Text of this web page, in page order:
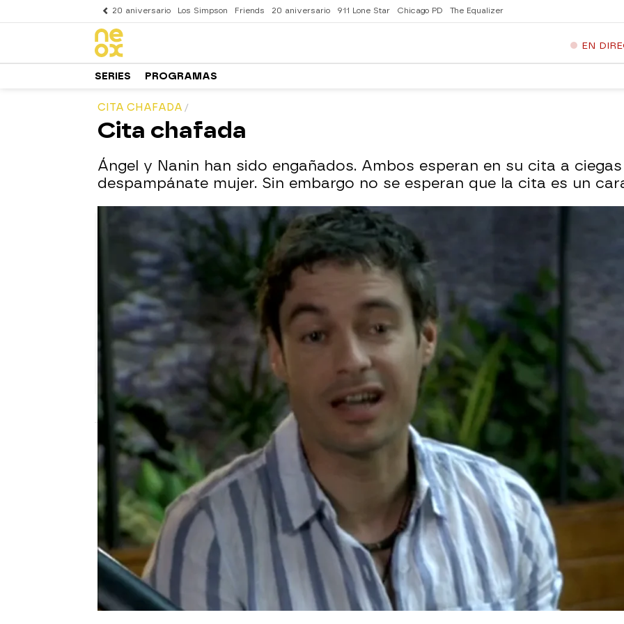
20 aniversario Los Simpson Friends 20 aniversario 911 Lone Star Chicago PD The Equalizer
EN
SERIES PROGRAMAS
CITA CHAFADA
Cita chafada
Ángel y Nanin han sido engañados. Ambos esperan en su cita a
despampánate mujer. Sin embargo no se esperan que la cita es un
neox
Publicado:10 de diciembre de 2010, 15:42
WhatsappFacebook
X
Ángel y Nanin han sido engañados. Ambos esperan en su cita
a ciegas a una hermosa y despampánate mujer. Sin embargo
no se esperan que la cita es un cara a cara entre ambos.
Impares